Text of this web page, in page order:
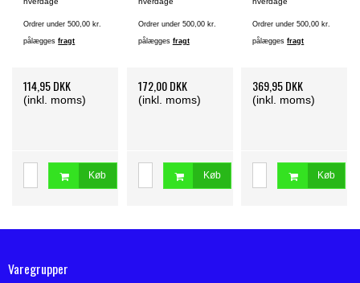
Ordrer under 500,00 kr.
pålæggesfragt
114,95 DKK
(inkl. moms)
Køb
Ordrer under 500,00 kr.
pålægges fragt
172,00 DKK
(inkl. moms)
Køb
Ordrer under 500,00 kr.
pålæggesfragt
369,95 DKK
(inkl. moms)
Køb
Varegrupper